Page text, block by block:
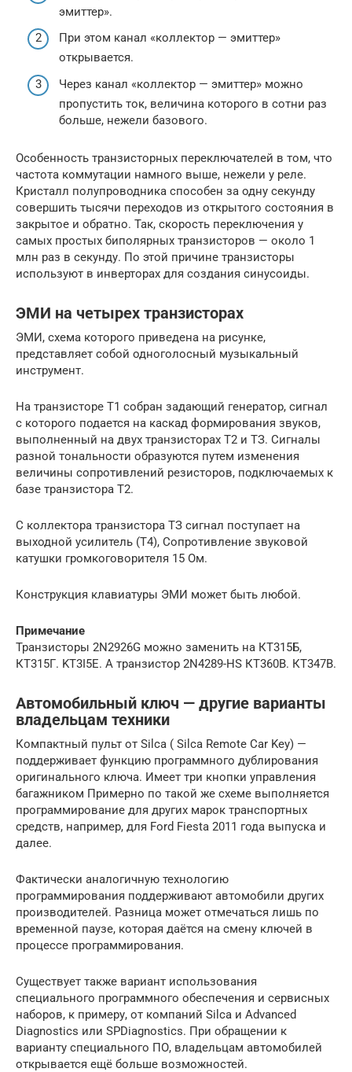
эмиттер».
При этом канал «коллектор — эмиттер»
открывается.
Через канал «коллектор — эмиттер» можно
пропустить ток, величина которого в сотни раз
больше, нежели базового.
Особенность транзисторных переключателей в том, что
частота коммутации намного выше, нежели у реле.
Кристалл полупроводника способен за одну секунду
совершить тысячи переходов из открытого состояния в
закрытое и обратно. Так, скорость переключения у
самых простых биполярных транзисторов — около 1
млн раз в секунду. По этой причине транзисторы
используют в инверторах для создания синусоиды.
ЭМИ на четырех транзисторах
ЭМИ, схема которого приведена на рисунке,
представляет собой одноголосный музыкальный
инструмент.
На транзисторе Т1 собран задающий генератор, сигнал
с которого подается на каскад формирования звуков,
выполненный на двух транзисторах Т2 и ТЗ. Сигналы
разной тональности образуются путем изменения
величины сопротивлений резисторов, подключаемых к
базе транзистора Т2.
С коллектора транзистора ТЗ сигнал поступает на
выходной усилитель (Т4), Сопротивление звуковой
катушки громкоговорителя 15 Ом.
Конструкция клавиатуры ЭМИ может быть любой.
Примечание
Транзисторы 2N2926G можно заменить на КТ315Б,
КТ315Г. KT3I5E. А транзистор 2N4289-HS КТ360В. КТ347В.
Автомобильный ключ — другие варианты
владельцам техники
Компактный пульт от Silca ( Silca Remote Car Key) —
поддерживает функцию программного дублирования
оригинального ключа. Имеет три кнопки управления
багажником Примерно по такой же схеме выполняется
программирование для других марок транспортных
средств, например, для Ford Fiesta 2011 года выпуска и
далее.
Фактически аналогичную технологию
программирования поддерживают автомобили других
производителей. Разница может отмечаться лишь по
временной паузе, которая даётся на смену ключей в
процессе программирования.
Существует также вариант использования
специального программного обеспечения и сервисных
наборов, к примеру, от компаний Silca и Advanced
Diagnostics или SPDiagnostics. При обращении к
варианту специального ПО, владельцам автомобилей
открывается ещё больше возможностей.